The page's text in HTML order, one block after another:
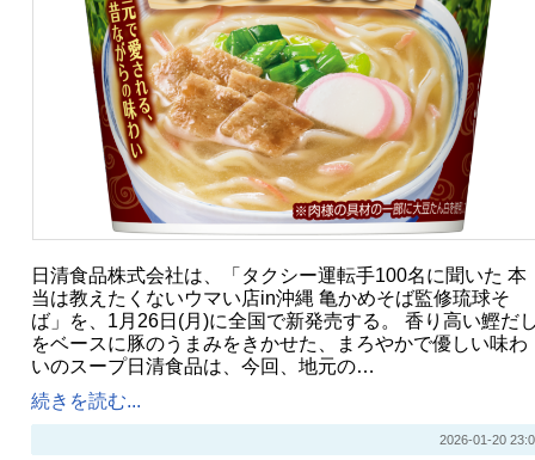
日清食品株式会社は、「タクシー運転手100名に聞いた 本
当は教えたくないウマい店in沖縄 亀かめそば監修琉球そ
ば」を、1月26日(月)に全国で新発売する。 香り高い鰹だ
をベースに豚のうまみをきかせた、まろやかで優しい味わ
いのスープ日清食品は、今回、地元の…
続きを読む...
2026-01-20